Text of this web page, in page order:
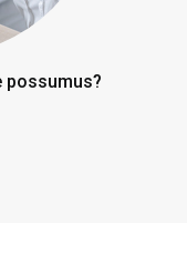
possumus?